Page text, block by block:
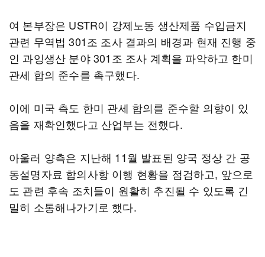
여 본부장은 USTR이 강제노동 생산제품 수입금지
관련 무역법 301조 조사 결과의 배경과 현재 진행 중
인 과잉생산 분야 301조 조사 계획을 파악하고 한미
관세 합의 준수를 촉구했다.
이에 미국 측도 한미 관세 합의를 준수할 의향이 있
음을 재확인했다고 산업부는 전했다.
아울러 양측은 지난해 11월 발표된 양국 정상 간 공
동설명자료 합의사항 이행 현황을 점검하고, 앞으로
도 관련 후속 조치들이 원활히 추진될 수 있도록 긴
밀히 소통해나가기로 했다.